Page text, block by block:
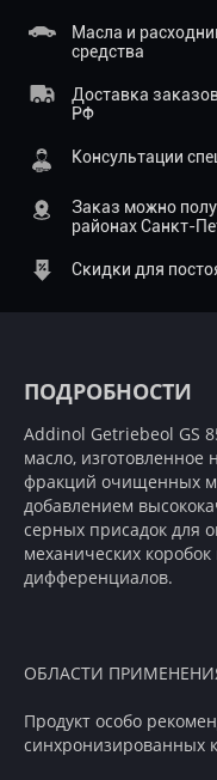
Масла и
средства
Доставка
РФ
Консультации
Заказ можно
районах Санкт-
Скидки для
ПОДРОБНОСТИ
Addinol Getriebeol GS
масло, изготовленное
фракций очищенных
добавлением
серных присадок для
механических
дифференциалов.
ОБЛАСТИ
Продукт особо
синхронизированных